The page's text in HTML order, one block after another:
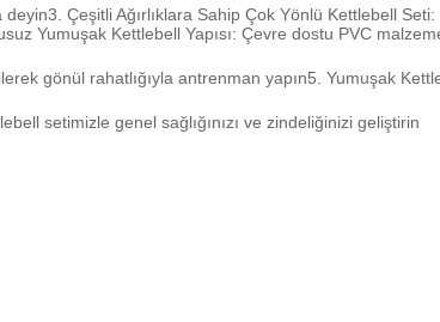
Çeşitli Ağırlıklara Sahip Çok Yönlü Kettlebell
Yumuşak Kettlebell Yapısı: Çevre dostu PVC
gönül rahatlığıyla antrenman yapın5. Yumuşak
setimizle genel sağlığınızı ve zindeliğinizi geliştirin